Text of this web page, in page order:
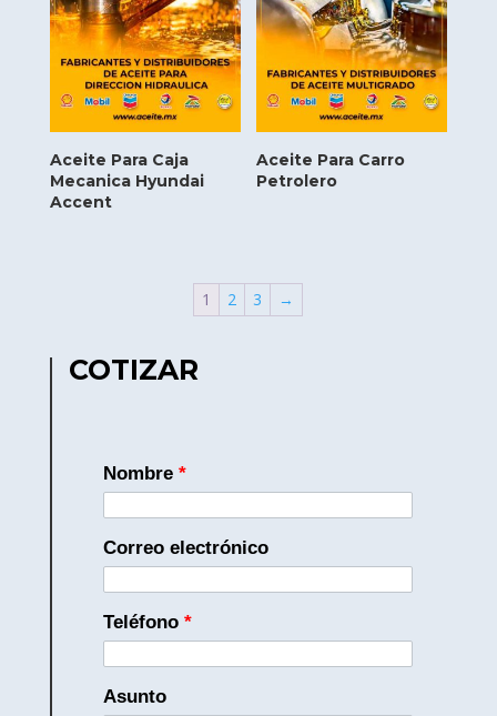
Aceite Para Caja
Mecanica Hyundai
Accent
Aceite Para Carro
Petrolero
1 2 3 →
COTIZAR
Nombre *
Correo electrónico
Teléfono *
Asunto